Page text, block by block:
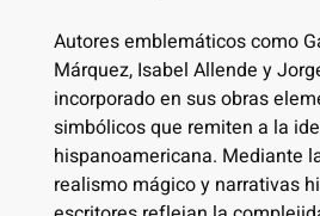
Autores emblemáticos como
Márquez, Isabel Allende y
incorporado en sus obras
simbólicos que remiten a la
hispanoamericana. Mediante
realismo mágico y narrativas